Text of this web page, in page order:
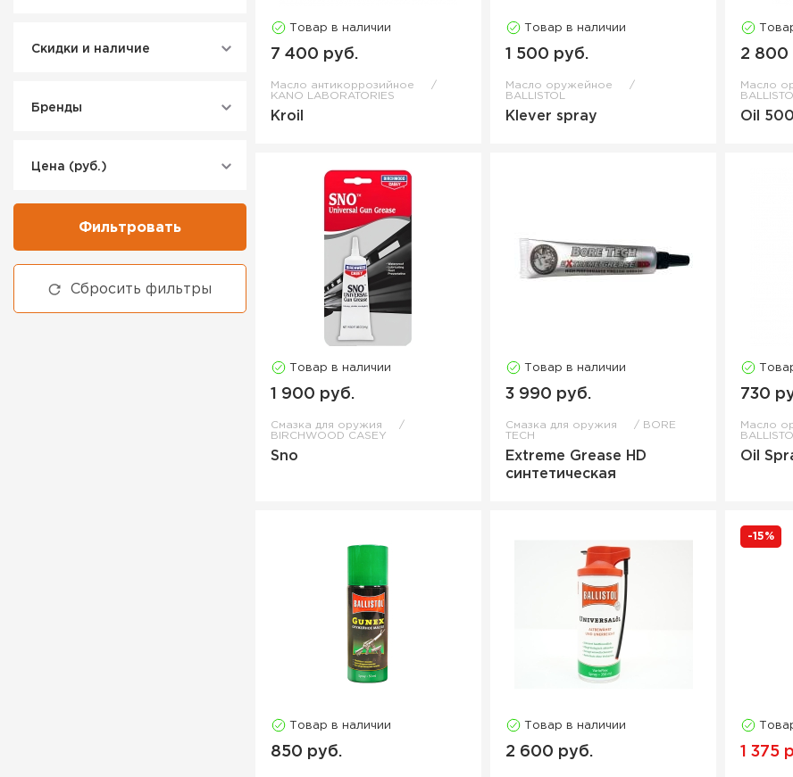
Смазка для оружия
Смазка-спрей силиконовая
Скидки и наличие
Бренды
Цена (руб.)
Фильтровать
Сбросить фильтры
Товар в наличии
7 400 руб.
Масло антикоррозийное
KANO LABORATORIES
Kroil
Товар в наличии
1 500 руб.
Масло оружейное
BALLISTOL
Klever spray
2 800
Масло
Oil
Товар в наличии
1 900 руб.
Смазка для оружия
BIRCHWOOD CASEY
Sno
Товар в наличии
3 990 руб.
Смазка для оружия
BORE
TECH
Extreme Grease HD
синтетическая
730
Масло
Oil
Товар в наличии
850 руб.
Товар в наличии
2 600 руб.
-15%
1 375